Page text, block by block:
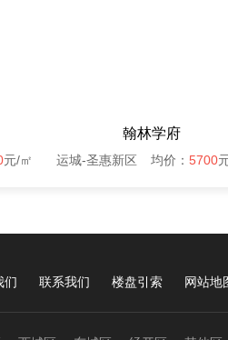
元/㎡
翰林学府
运城-圣惠新区 均价： 5700
们 联系我们 楼盘引索 网站地